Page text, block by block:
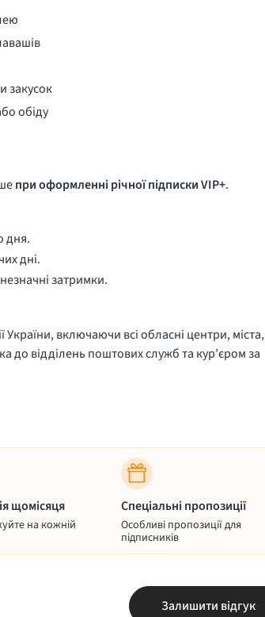
закусок
обіду
при оформленні річної підписки VIP+.
дня.
дні.
затримки.
України, включаючи всі обласні центри, міста,
до відділень поштових служб та кур’єром за
щомісяця
на кожній
Спеціальні пропозиції
Особливі пропозиції для
підписників
Залишити відгук